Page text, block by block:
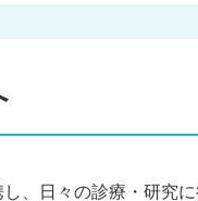
、日々の診療・研究